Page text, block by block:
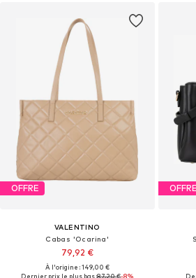
OFFRE
VALENTINO
Cabas 'Ocarina'
79,92 €
À l'origine : 149,00 €
Dernier prix le plus bas :87,20 €-8%
OFFRE